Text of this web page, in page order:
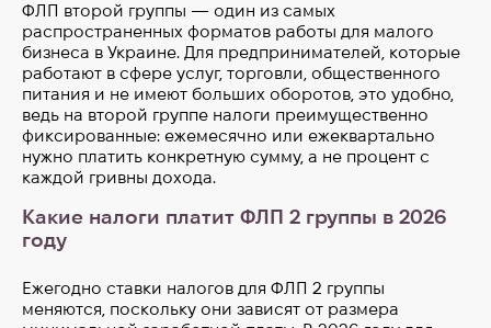
ФЛП второй группы — один из самых
распространенных форматов работы для малого
бизнеса в Украине. Для предпринимателей, которые
работают в сфере услуг, торговли, общественного
питания и не имеют больших оборотов, это удобно,
ведь на второй группе налоги преимущественно
фиксированные: ежемесячно или ежеквартально
нужно платить конкретную сумму, а не процент с
каждой гривны дохода.
Какие налоги платит ФЛП 2 группы в 2026
году
Ежегодно ставки налогов для ФЛП 2 группы
меняются, поскольку они зависят от размера